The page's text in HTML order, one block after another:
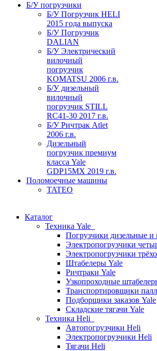
Б/У погрузчики
Б/У Погрузчик HELI
2015 года выпуска
Б/У Погрузчик
DALIAN
Б/У Электрический
вилочный
погрузчик
KOMATSU 2006 г.в.
Б/У дизельный
вилочный
погрузчик STILL
RC41-30 2017 г.в.
Б/У Ричтрак Atlet
2006 г.в.
Дизельный
погрузчик премиум
класса Yale
GDP15MX 2019 г.в.
Поломоечные машины
TATEO
Каталог
Техника Yale
Погрузчики дизельные и
Электропогрузчики
Электропогрузчики
Штабелеры Yale
Ричтраки Yale
Узкопроходные
Транспортировщики
Подборщики заказов Yale
Складские тягачи Yale
Техника Heli
Автопогрузчики Heli
Электропогрузчики Heli
Тягачи Heli